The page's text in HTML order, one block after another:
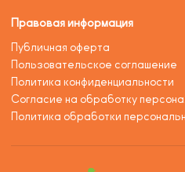
Правовая информация
Публичная оферта
Пользовательское соглашение
Политика конфиденциальности
Согласие на обработку
Политика обработки